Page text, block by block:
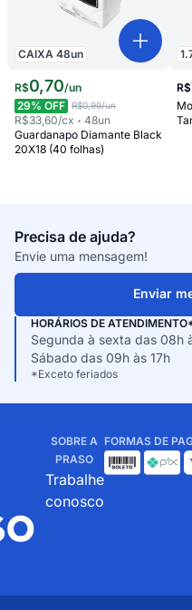
CAIXA 48un
R$0,70/un
29% OFF R$0,99/un
R$33,60/cx 48un
Guardanapo Diamante Black
20X18 (40 folhas)
R$
Precisa de ajuda?
Envie uma mensagem!
Enviar
HORÁRIOS DE
Segunda à sexta das 08h
Sábado das 09h às 17h
*Exceto feriados
SOBRE A
PRASO
Trabalhe
conosco
FORMAS DE